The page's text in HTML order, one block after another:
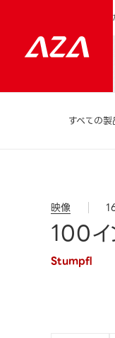
すべての製
映像
100イ
Stumpfl